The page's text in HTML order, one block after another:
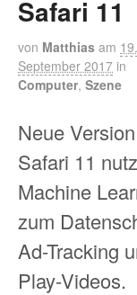
Safari 11
von Matthias am 19.
September 2017 in
Computer, Szene
Neue
Safari 11
Machine
zum
Ad-Tracking
Play-Videos.